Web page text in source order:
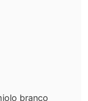
branco